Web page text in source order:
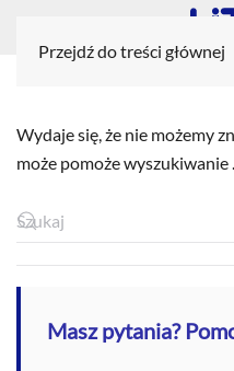
Przejdź do treści głównej
Wydaje się, że nie możemy
może pomoże wyszukiwanie .
Masz pytania?